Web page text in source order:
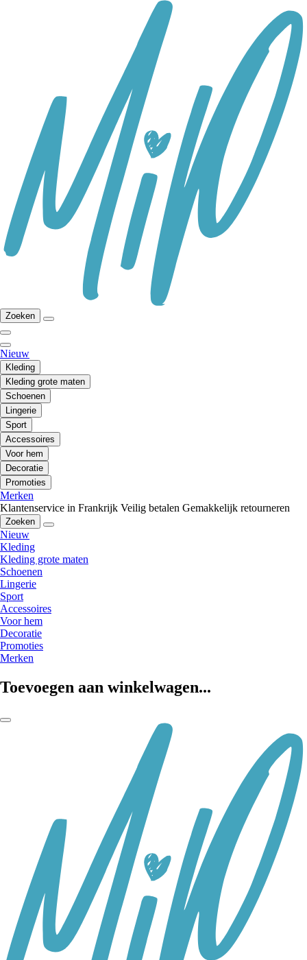
Zoeken
Nieuw
Kleding
Kleding grote maten
Schoenen
Lingerie
Sport
Accessoires
Voor hem
Decoratie
Promoties
Merken
Klantenservice in Frankrijk Veilig betalen Gemakkelijk retourneren
Zoeken
Nieuw
Kleding
Kleding grote maten
Schoenen
Lingerie
Sport
Accessoires
Voor hem
Decoratie
Promoties
Merken
Toevoegen aan winkelwagen...